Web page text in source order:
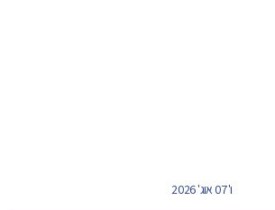
ו' 07 אוג' 2026